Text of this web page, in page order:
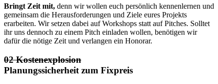
Bringt Zeit mit, denn wir wollen euch persönlich kennenlernen und
gemeinsam die Herausforderungen und Ziele eures Projekts
erarbeiten. Wir setzen dabei auf Workshops statt auf Pitches. Solltet
ihr uns dennoch zu einem Pitch einladen wollen, benötigen wir
dafür die nötige Zeit und verlangen ein Honorar.
02 Kostenexplosion
Planungssicherheit zum Fixpreis